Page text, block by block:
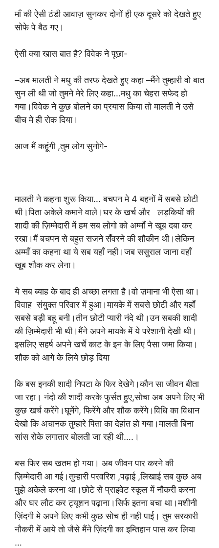
माँ की ऐसी ठंडी आवाज़ सुनकर दोनों ही एक दूसरे को देखते हुए
सोफे पे बैठ गए।
ऐसी क्या खास बात है? विवेक ने पूछा-
–अब मालती ने मधु की तरफ देखते हुए कहा –मैंने तुम्हारी वो बात
सुन ली थी जो तुमने मेरे लिए कहा…मधु का चेहरा सफेद हो
गया।विवेक ने कुछ बोलने का प्रयास किया तो मालती ने उसे
बीच मे ही रोक दिया।
आज मैं कहूंगी ,तुम लोग सुनोगे-
मालती ने कहना शुरू किया… बचपन मे 4 बहनों में सबसे छोटी
थी।पिता अकेले कमाने वाले।घर के खर्च और लड़कियों की
शादी की ज़िम्मेदारी में हम सब लोगो को अम्माँ ने खूब दबा कर
रखा।मैं बचपन से बहुत सजने सँवरने की शौकीन थी।लेकिन
अम्माँ का कहना था ये सब यहाँ नही।जब ससुराल जाना वहाँ
खूब शौक कर लेना।
ये सब ब्याह के बाद ही अच्छा लगता है।वो ज़माना भी ऐसा था।
विवाह संयुक्त परिवार में हुआ।मायके में सबसे छोटी और यहाँ
सबसे बड़ी बहू बनी।तीन छोटी प्यारी नंदे थी।उन सबकी शादी
की ज़िम्मेदारी भी थी।मैंने अपने मायके में ये परेशानी देखी थी।
इसलिए सहर्ष अपने खर्चे काट के इन के लिए पैसा जमा किया।
शौक को आगे के लिये छोड़ दिया
कि बस इनकी शादी निपटा के फिर देखेगे।कौन सा जीवन बीता
जा रहा। नंदो की शादी करके फुर्सत हुए,सोचा अब अपने लिए भी
कुछ खर्च करेंगे।घूमेंगे, फिरेंगे और शौक करेंगे।विधि का विधान
देखो कि अचानक तुम्हारे पिता का देहांत हो गया।मालती बिना
सांस रोके लगातार बोलती जा रही थी….।
बस फिर सब खतम हो गया। अब जीवन पार करने की
ज़िम्मेदारी आ गई।तुम्हारी परवरिश ,पढ़ाई ,लिखाई सब कुछ अब
मुझे अकेले करना था।छोटे से प्राइवेट स्कूल में नौकरी करना
और घर लौट कर ट्यूशन पढ़ाना।सिर्फ इतना बचा था।मशीनी
ज़िंदगी मे अपने लिए कभी कुछ सोच ही नही पाई। तुम सरकारी
नौकरी में आये तो जैसे मैंने ज़िंदगी का इम्तिहान पास कर लिया
…